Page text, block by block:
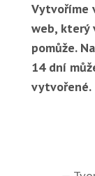
Vytvoříme
web, který
pomůže.
14 dní
vytvořené.